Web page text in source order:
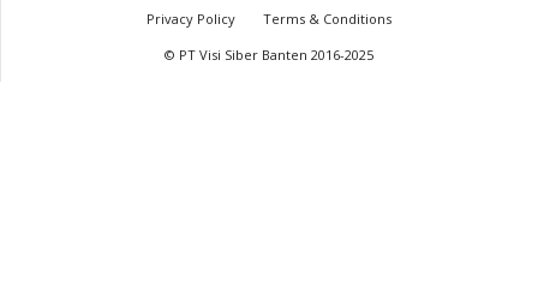
Privacy Policy
Terms & Conditions
© PT Visi Siber Banten 2016-2025